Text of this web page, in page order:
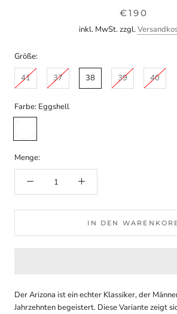
€190
inkl. MwSt. zzgl.
Größe:
41
37 38 39 40
Farbe: Eggshell
Menge:
IN DEN
Der Arizona ist ein echter Klassiker, der
Jahrzehnten begeistert. Diese Variante zeigt